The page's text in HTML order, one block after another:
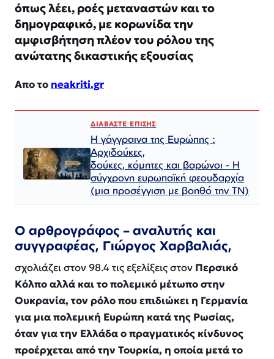
όπως λέει, ροές μεταναστών και το
δημογραφικό, με κορωνίδα την
αμφισβήτηση πλέον του ρόλου της
ανώτατης δικαστικής εξουσίας
Απο το neakriti.gr
ΔΙΑΒΑΣΤΕ ΕΠΙΣΗΣ
Η γάγγραινα της Ευρώπης :
Αρχιδούκες,
δούκες, κόμητες και βαρώνοι - Η
σύγχρονη ευρωπαϊκή φεουδαρχία
(μια προσέγγιση με βοηθό την ΤΝ)
Ο αρθρογράφος – αναλυτής και
συγγραφέας, Γιώργος Χαρβαλιάς,
σχολιάζει στον 98.4 τις εξελίξεις στον Περσικό
Κόλπο αλλά και το πολεμικό μέτωπο στην
Ουκρανία, τον ρόλο που επιδιώκει η Γερμανία
για μια πολεμική Ευρώπη κατά της Ρωσίας,
όταν για την Ελλάδα ο πραγματικός κίνδυνος
προέρχεται από την Τουρκία, η οποία μετά το